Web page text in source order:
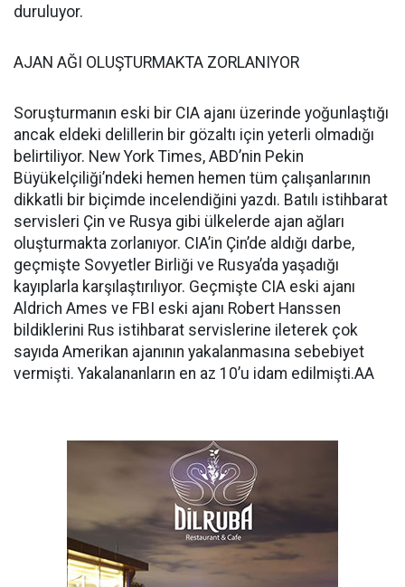
duruluyor.
AJAN AĞI OLUŞTURMAKTA ZORLANIYOR
Soruşturmanın eski bir CIA ajanı üzerinde yoğunlaştığı
ancak eldeki delillerin bir gözaltı için yeterli olmadığı
belirtiliyor. New York Times, ABD’nin Pekin
Büyükelçiliği’ndeki hemen hemen tüm çalışanlarının
dikkatli bir biçimde incelendiğini yazdı. Batılı istihbarat
servisleri Çin ve Rusya gibi ülkelerde ajan ağları
oluşturmakta zorlanıyor. CIA’in Çin’de aldığı darbe,
geçmişte Sovyetler Birliği ve Rusya’da yaşadığı
kayıplarla karşılaştırılıyor. Geçmişte CIA eski ajanı
Aldrich Ames ve FBI eski ajanı Robert Hanssen
bildiklerini Rus istihbarat servislerine ileterek çok
sayıda Amerikan ajanının yakalanmasına sebebiyet
vermişti. Yakalananların en az 10’u idam edilmişti.AA